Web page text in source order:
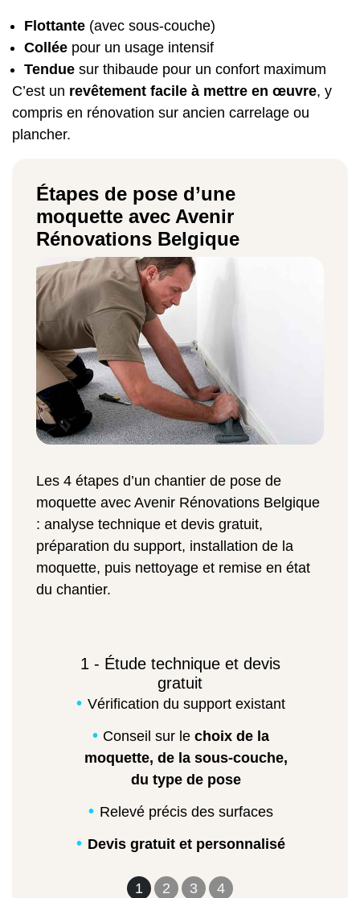
Flottante (avec sous-couche)
Collée pour un usage intensif
Tendue sur thibaude pour un confort maximum
C’est un revêtement facile à mettre en œuvre, y
compris en rénovation sur ancien carrelage ou
plancher.
Étapes de pose d’une
moquette avec Avenir
Rénovations Belgique
Les 4 étapes d’un chantier de pose de
moquette avec Avenir Rénovations Belgique
: analyse technique et devis gratuit,
préparation du support, installation de la
moquette, puis nettoyage et remise en état
du chantier.
1 2 3 4
1 - Étude technique et devis
gratuit
Vérification du support existant
Conseil sur le choix de la
moquette, de la sous-couche,
du type de pose
Relevé précis des surfaces
Devis gratuit et personnalisé